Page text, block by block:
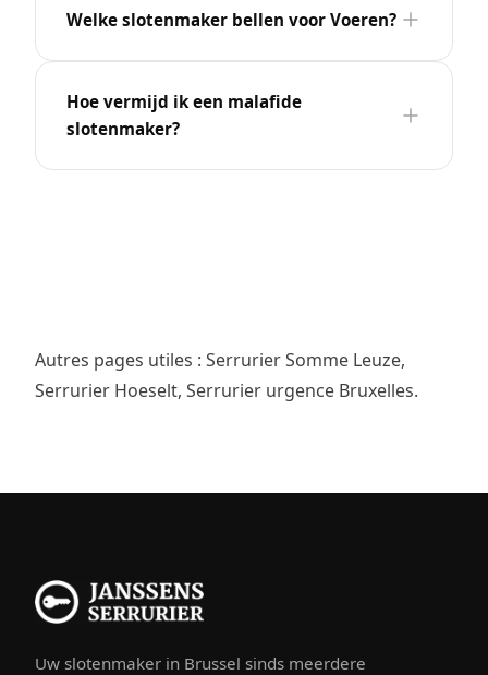
Welke slotenmaker bellen voor Voeren?
Hoe vermijd ik een malafide
slotenmaker?
Autres pages utiles : Serrurier Somme Leuze,
Serrurier Hoeselt, Serrurier urgence Bruxelles.
Uw slotenmaker in Brussel sinds meerdere